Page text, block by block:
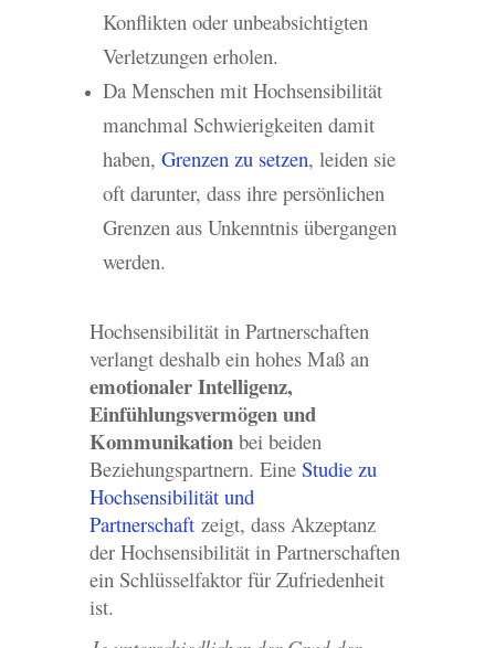
Konflikten oder unbeabsichtigten
Verletzungen erholen.
Da Menschen mit Hochsensibilität
manchmal Schwierigkeiten damit
haben, Grenzen zu setzen, leiden sie
oft darunter, dass ihre persönlichen
Grenzen aus Unkenntnis übergangen
werden.
Hochsensibilität in Partnerschaften
verlangt deshalb ein hohes Maß an
emotionaler Intelligenz,
Einfühlungsvermögen und
Kommunikationbei beiden
Beziehungspartnern. Eine Studie zu
Hochsensibilität und
Partnerschaftzeigt, dass Akzeptanz
der Hochsensibilität in Partnerschaften
ein Schlüsselfaktor für Zufriedenheit
ist.